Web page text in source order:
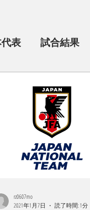
表 試合結果
rz0607mo
2021年1月7日
読了時間: 1分